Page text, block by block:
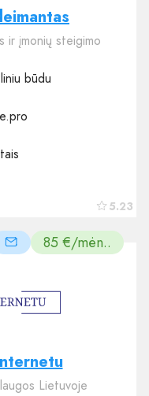
5.23
ir įmonių steigimo
būdu
85 €/mėn..
Lietuvoje